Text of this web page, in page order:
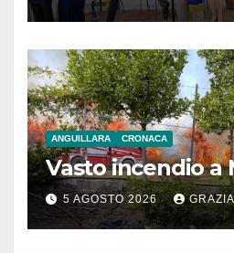
ANGUILLARA CRONACA
Vasto incendio a
5 AGOSTO 2026